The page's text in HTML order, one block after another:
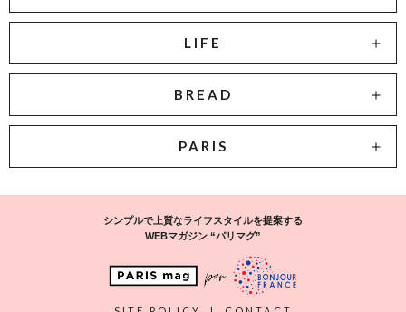
LIFE
BREAD
PARIS
シンプルで上質なライフスタイルを提案する
WEBマガジン “パリマグ”